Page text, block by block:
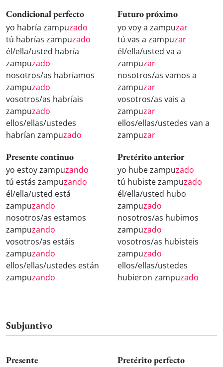
Condicional perfecto
yo habría zampuzado
tú habrías zampuzado
él/ella/usted habría
zampuzado
nosotros/as habríamos
zampuzado
vosotros/as habríais
zampuzado
ellos/ellas/ustedes
habrían zampuzado
Futuro próximo
yo voy a zampuzar
tú vas a zampuzar
él/ella/usted va a
zampuzar
nosotros/as vamos a
zampuzar
vosotros/as vais a
zampuzar
ellos/ellas/ustedes van a
zampuzar
Presente continuo
yo estoy zampuzando
tú estás zampuzando
él/ella/usted está
zampuzando
nosotros/as estamos
zampuzando
vosotros/as estáis
zampuzando
ellos/ellas/ustedes están
zampuzando
Pretérito anterior
yo hube zampuzado
tú hubiste zampuzado
él/ella/usted hubo
zampuzado
nosotros/as hubimos
zampuzado
vosotros/as hubisteis
zampuzado
ellos/ellas/ustedes
hubieron zampuzado
Subjuntivo
Presente Pretérito perfecto